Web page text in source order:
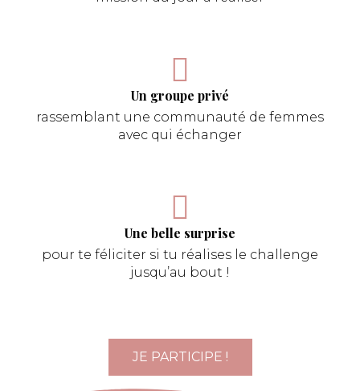
Un groupe privé
rassemblant une communauté de femmes
avec qui échanger
Une belle surprise
pour te féliciter si tu réalises le challenge
jusqu’au bout !
JE PARTICIPE !